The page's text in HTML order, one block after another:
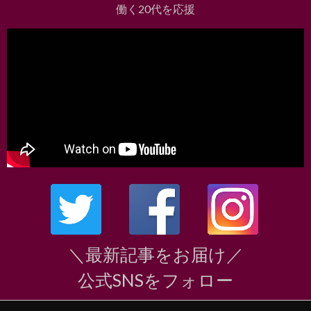
働く20代を応援
＼最新記事をお届け／
公式SNSをフォロー